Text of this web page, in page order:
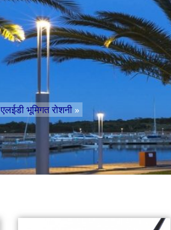
एलईडी भूमिगत रोशनी »